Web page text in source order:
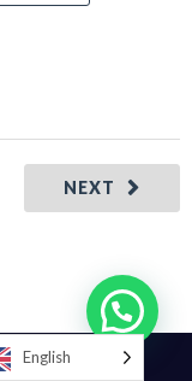
NEXT
English